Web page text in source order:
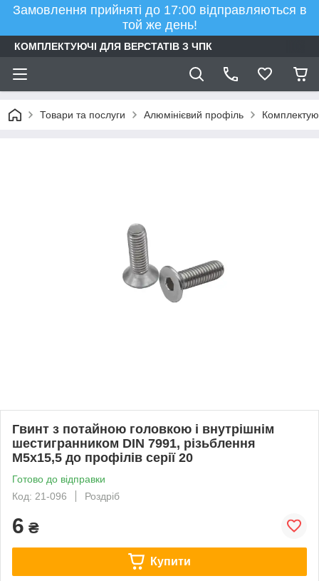
Замовлення прийняті до 17:00 відправляються в
той же день!
КОМПЛЕКТУЮЧІ ДЛЯ ВЕРСТАТІВ З ЧПК
Товари та послуги Алюмінієвий профіль
Гвинт з потайною головкою і внутрішнім
шестигранником DIN 7991, різьблення
М5х15,5 до профілів серії 20
Готово до відправки
Код: 21-096
Роздріб
6 ₴
Купити